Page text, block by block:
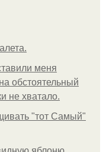
меня
обстоятельный
не хватало.
"тот Самый"